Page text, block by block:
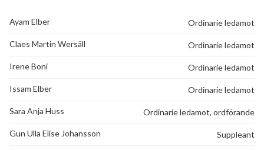
Ayam Elber Ordinarie ledamot
Claes Martin Wersäll Ordinarie ledamot
Irene Boni Ordinarie ledamot
Issam Elber Ordinarie ledamot
Sara Anja Huss Ordinarie ledamot, ordförande
Gun Ulla Elise Johansson Suppleant